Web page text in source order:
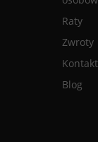
Raty
Zwroty
Blog